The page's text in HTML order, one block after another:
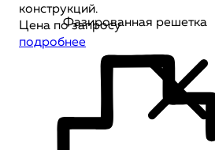
конструкций.
Цена по запросу
подробнее
Фазированная решетка